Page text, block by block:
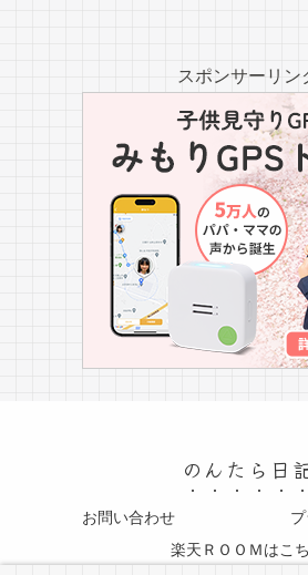
スポンサーリン
のんたら日
お問い合わせ
楽天ＲＯＯＭはこ